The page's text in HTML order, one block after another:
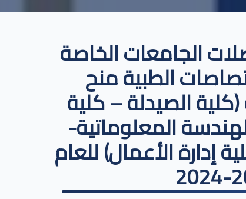
الجامعات الخاصة
الطبية منح
الصيدلة – كلية
المعلوماتية-
إدارة الأعمال) للعام